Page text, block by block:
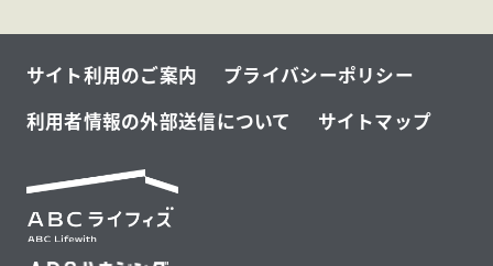
サイト利用のご案内
プライバシーポリシー
利用者情報の外部送信について
サイトマップ